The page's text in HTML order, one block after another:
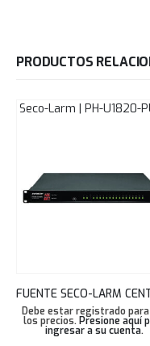
PRODUCTOS
Seco-Larm | PH-U1820-
Debe estar registrado
los precios. Presione aquí
ingresar a su cuenta.